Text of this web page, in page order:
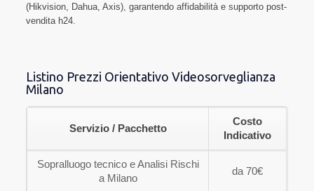
(Hikvision, Dahua, Axis), garantendo affidabilità e supporto post-
vendita h24.
Listino Prezzi Orientativo Videosorveglianza
Milano
Servizio / Pacchetto
Costo
Indicativo
Sopralluogo tecnico e Analisi Rischi
a Milano
da 70€